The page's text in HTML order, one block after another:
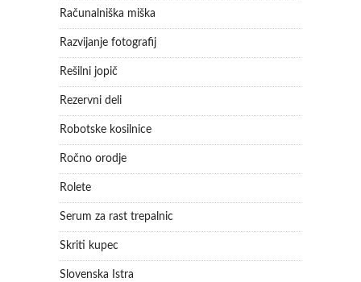
Računalniška miška
Razvijanje fotografij
Rešilni jopič
Rezervni deli
Robotske kosilnice
Ročno orodje
Rolete
Serum za rast trepalnic
Skriti kupec
Slovenska Istra